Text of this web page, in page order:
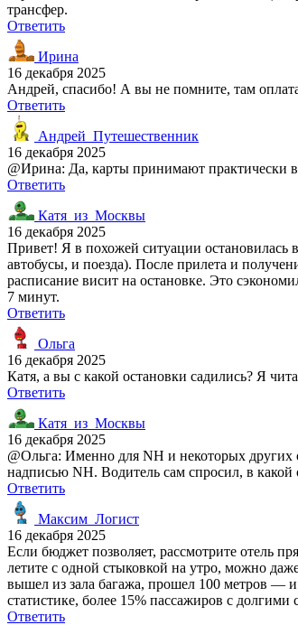
трансфер.
Ответить
Ирина
16 декабря 2025
Андрей, спасибо! А вы не помните, там
Ответить
Андрей_Путешественник
16 декабря 2025
@Ирина: Да, карты принимают практически
Ответить
Катя_из_Москвы
16 декабря 2025
Привет! Я в похожей ситуации остановилась
автобусы, и поезда). После прилета и
расписание висит на остановке. Это
7 минут.
Ответить
Ольга
16 декабря 2025
Катя, а вы с какой остановки садились? Я
Ответить
Катя_из_Москвы
16 декабря 2025
@Ольга: Именно для NH и некоторых
надписью NH. Водитель сам спросил, в какой
Ответить
Максим_Логист
16 декабря 2025
Если бюджет позволяет, рассмотрите отель
летите с одной стыковкой на утро, можно
вышел из зала багажа, прошел 100 метров —
статистике, более 15% пассажиров с
Ответить